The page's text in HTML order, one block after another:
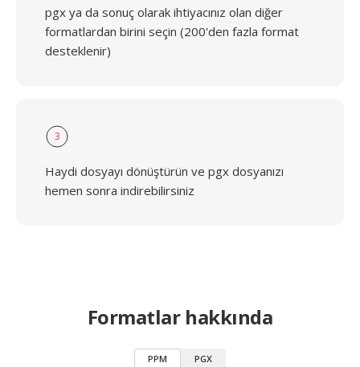
pgx ya da sonuç olarak ihtiyacınız olan diğer
formatlardan birini seçin (200'den fazla format
desteklenir)
3
Haydi dosyayı dönüştürün ve pgx dosyanızı
hemen sonra indirebilirsiniz
Formatlar hakkında
PPM PGX